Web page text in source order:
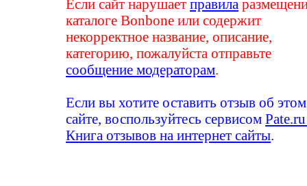
Если сайт нарушаетправила
каталоге Bonbone или содержит
некорректное название, описание,
категорию, пожалуйста отправьте
сообщение модераторам
Если вы хотите оставить отзыв об этом
сайте, воспользуйтесь сервисом
Книга отзывов на интернет сайты